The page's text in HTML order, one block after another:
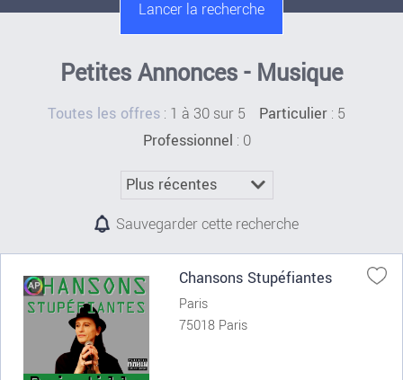
Petites Annonces - Musique
Toutes les offres : 1 à 30 sur 5 Particulier : 5
Professionnel : 0
Sauvegarder cette recherche
Chansons Stupéfiantes
Paris
75018 Paris